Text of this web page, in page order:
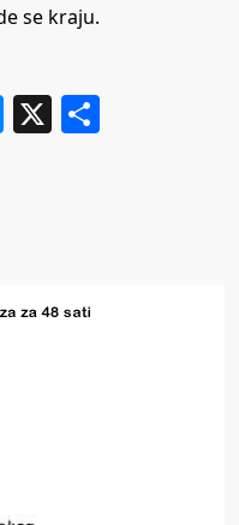
se kraju.
Messenger
X